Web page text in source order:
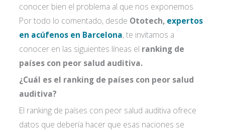
conocer bien el problema al que nos exponemos.
Por todo lo comentado, desde Ototech, expertos
en acúfenos en Barcelona, te invitamos a
conocer en las siguientes líneas el ranking de
países con peor salud auditiva.
¿Cuál es el ranking de países con peor salud
auditiva?
El ranking de países con peor salud auditiva ofrece
datos que debería hacer que esas naciones se